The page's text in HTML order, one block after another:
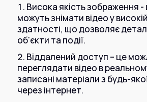
Акції
Інтернет
Інтернет+ТБ
Телебачення
Домофонія
Відеонагляд
Про нас
Допомога
Контакти
Інше
Висока якість зображення
можуть знімати відео у
здатності, що дозволяє
об'єкти та події.
Віддалений доступ – це
переглядати відео в
записані матеріали з будь-
через інтернет.